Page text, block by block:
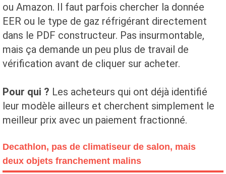
ou Amazon. Il faut parfois chercher la donnée
EER ou le type de gaz réfrigérant directement
dans le PDF constructeur. Pas insurmontable,
mais ça demande un peu plus de travail de
vérification avant de cliquer sur acheter.
Pour qui ? Les acheteurs qui ont déjà identifié
leur modèle ailleurs et cherchent simplement le
meilleur prix avec un paiement fractionné.
Decathlon, pas de climatiseur de salon, mais
deux objets franchement malins